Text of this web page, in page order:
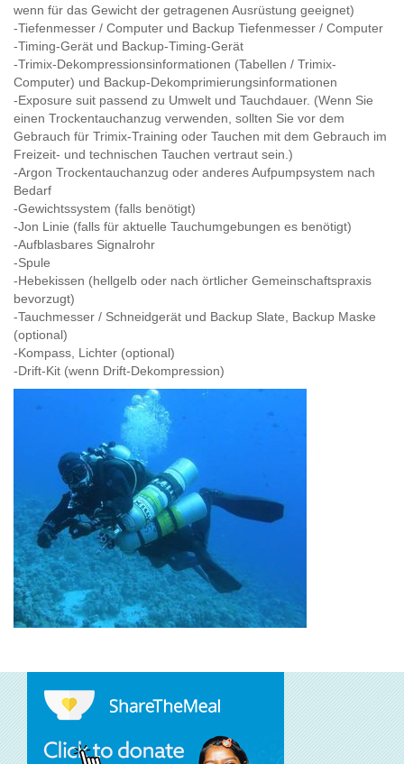
wenn für das Gewicht der getragenen Ausrüstung geeignet)
-Tiefenmesser / Computer und Backup Tiefenmesser / Computer
-Timing-Gerät und Backup-Timing-Gerät
-Trimix-Dekompressionsinformationen (Tabellen / Trimix-
Computer) und Backup-Dekomprimierungsinformationen
-Exposure suit passend zu Umwelt und Tauchdauer. (Wenn Sie
einen Trockentauchanzug verwenden, sollten Sie vor dem
Gebrauch für Trimix-Training oder Tauchen mit dem Gebrauch im
Freizeit- und technischen Tauchen vertraut sein.)
-Argon Trockentauchanzug oder anderes Aufpumpsystem nach
Bedarf
-Gewichtssystem (falls benötigt)
-Jon Linie (falls für aktuelle Tauchumgebungen es benötigt)
-Aufblasbares Signalrohr
-Spule
-Hebekissen (hellgelb oder nach örtlicher Gemeinschaftspraxis
bevorzugt)
-Tauchmesser / Schneidgerät und Backup Slate, Backup Maske
(optional)
-Kompass, Lichter (optional)
-Drift-Kit (wenn Drift-Dekompression)